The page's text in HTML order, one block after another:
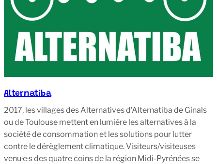
Alternatiba
2017, les villages des Alternatives d’Alternatiba de Ginals
ou de Toulouse mettent en lumière les alternatives à la
société de consommation et les solutions pour lutter
contre le dérèglement climatique. Visiteurs/visiteuses
venu·e·s des quatre coins de la région Midi-Pyrénées se